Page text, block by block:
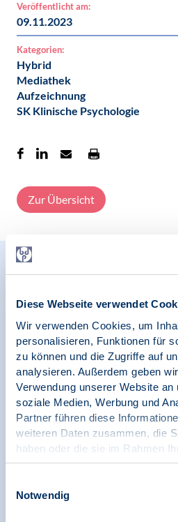
Diese Webseite verwendet
Wir verwenden Cookies, um
personalisieren, Funktionen für
zu können und die Zugriffe auf
analysieren. Außerdem geben
Verwendung unserer Website
soziale Medien, Werbung und
Partner führen diese
weiteren Daten zusammen, die
haben oder die sie im Rahmen
gesammelt haben.
Notwendig
Veröffentlicht am:
09.11.2023
Kategorien:
Hybrid
Mediathek
Aufzeichnung
SK Klinische Psychologie
Zur Übersicht
Relevante
09.11.2023
Hybrid | Aufzeichnung | SK
Psychologie
Lea Bouché:
Rettungsdienst / Vortrag /
Notfallpsychologie
09.11.2023
Hybrid | Aufzeichnung | SK